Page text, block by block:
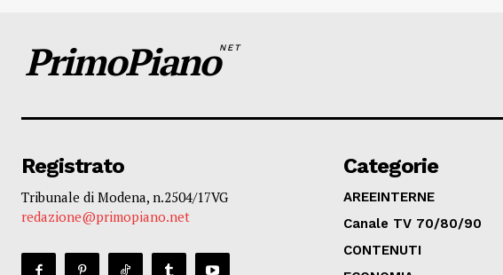
PrimoPianoNET
Registrato
Tribunale di Modena, n.2504/17VG
redazione@primopiano.net
Categorie
AREEINTERNE
Canale TV 70/80/90
CONTENUTI